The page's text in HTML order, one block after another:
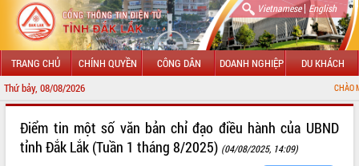
Vietnamese| English
TRANG CHỦ CHÍNH QUYỀN CÔNG DÂN DOANH NGHIỆP DU KHÁCH
Thứ bảy, 08/08/2026 CHÀO MỪNG ĐẾN
LÃNH ĐẠO UBND TỈNH
Điểm tin một số văn bản chỉ đạo điều hành của UBND
tỉnh Đắk Lắk (Tuần 1 tháng 8/2025) (04/08/2025, 14:09)